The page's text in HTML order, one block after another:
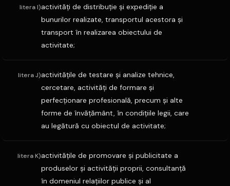
litera I)activităţi de distribuţie şi expediţie a
bunurilor realizate, transportul acestora şi
transport în realizarea obiectului de
activitate;
litera J)activităţile de testare şi analize tehnice,
cercetare, activităţi de formare şi
perfecţionare profesională, precum şi alte
forme de învăţământ, în condiţiile legii, care
au legătură cu obiectul de activitate;
litera K)activităţile de promovare şi publicitate a
produselor şi activităţii proprii, consultanţă
în domeniul relaţiilor publice şi al